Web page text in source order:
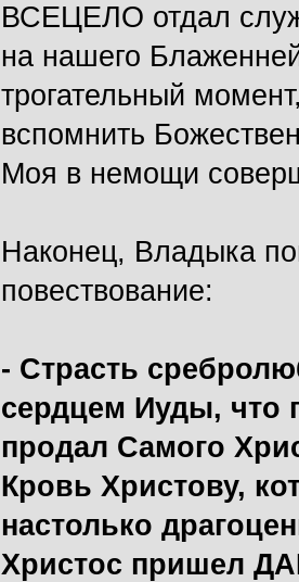
ВСЕЦЕЛО отдал
на нашего
трогательный
вспомнить
Моя в немощи
Наконец, Владыка
повествование:
- Страсть
сердцем Иуды, что
продал Самого
Кровь Христову,
настолько
Христос пришел